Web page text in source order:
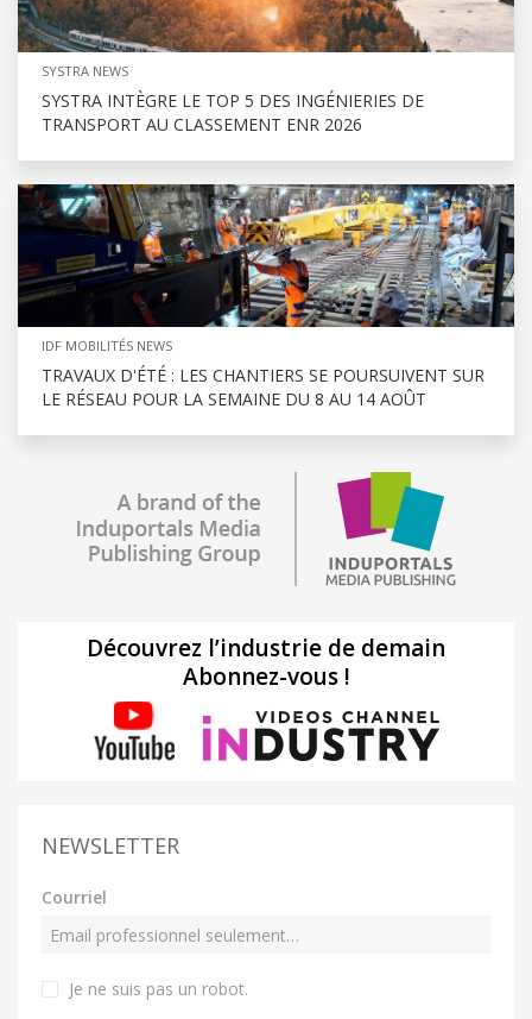
SYSTRA NEWS
SYSTRA INTÈGRE LE TOP 5 DES INGÉNIERIES DE
TRANSPORT AU CLASSEMENT ENR 2026
IDF MOBILITÉS NEWS
TRAVAUX D'ÉTÉ : LES CHANTIERS SE POURSUIVENT SUR
LE RÉSEAU POUR LA SEMAINE DU 8 AU 14 AOÛT
Découvrez l’industrie de demain
Abonnez-vous !
NEWSLETTER
Courriel
Je ne suis pas un robot.